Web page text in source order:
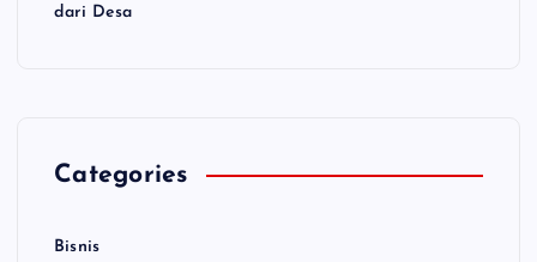
dari Desa
Categories
Bisnis